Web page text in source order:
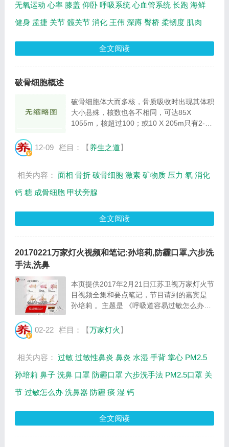
无氧运动 心率 膝盖 仰卧 呼吸系统 心血管系统 长跑 海鲜
健身 孟捷 关节 髋关节 消化 王伟 深蹲 臀桥 柔韧度 肌肉
全文阅读
破骨细胞概述
破骨细胞体大而多核，骨质吸收时出现其体积
大小悬殊，核数也各不相同，可达85X
1055m，核超过100；或10 X 205m只有2-3
位于所依附的新生骨表面的对侧。功能活跃的
12-09 栏目：【养生之道】
相关内容： 面相 骨折 破骨细胞 激素 矿物质 压力 氡 消化
钙 糖 成骨细胞 甲状旁腺
全文阅读
20170221万家灯火视频和笔记:孙培莉,防霾口罩,六步洗
手法,洗鼻
本页提供2017年2月21日江苏卫视万家灯火节
目视频全集和要点笔记，节目请到的嘉宾是
孙培莉 。主题是 《呼吸道容易过敏怎么办》
等相关内容，百年养生网提供视频全集的在线
02-22 栏目：【万家灯火 】
相关内容： 过敏 过敏性鼻炎 鼻炎 水湿 手背 掌心 PM2.5
孙培莉 鼻子 洗鼻 口罩 防霾口罩 六步洗手法 PM2.5口罩 关
节 过敏怎么办 洗鼻器 防霾 痰 湿 钙
全文阅读